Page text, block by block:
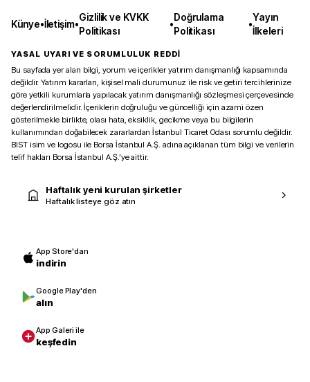
Künye•İletişim•
Gizlilik ve KVKK
Politikası
•
Doğrulama
Politikası
•
Yayın
İlkeleri
YASAL UYARI VE SORUMLULUK REDDİ
Bu sayfada yer alan bilgi, yorum ve içerikler yatırım danışmanlığı kapsamında
değildir. Yatırım kararları, kişisel mali durumunuz ile risk ve getiri tercihlerinize
göre yetkili kurumlarla yapılacak yatırım danışmanlığı sözleşmesi çerçevesinde
değerlendirilmelidir. İçeriklerin doğruluğu ve güncelliği için azami özen
gösterilmekle birlikte, olası hata, eksiklik, gecikme veya bu bilgilerin
kullanımından doğabilecek zararlardan İstanbul Ticaret Odası sorumlu değildir.
BIST isim ve logosu ile Borsa İstanbul A.Ş. adına açıklanan tüm bilgi ve verilerin
telif hakları Borsa İstanbul A.Ş.’ye aittir.
Haftalık yeni kurulan şirketler
Haftalık listeye göz atın
App Store'dan
indirin
Google Play'den
alın
App Galeri ile
keşfedin